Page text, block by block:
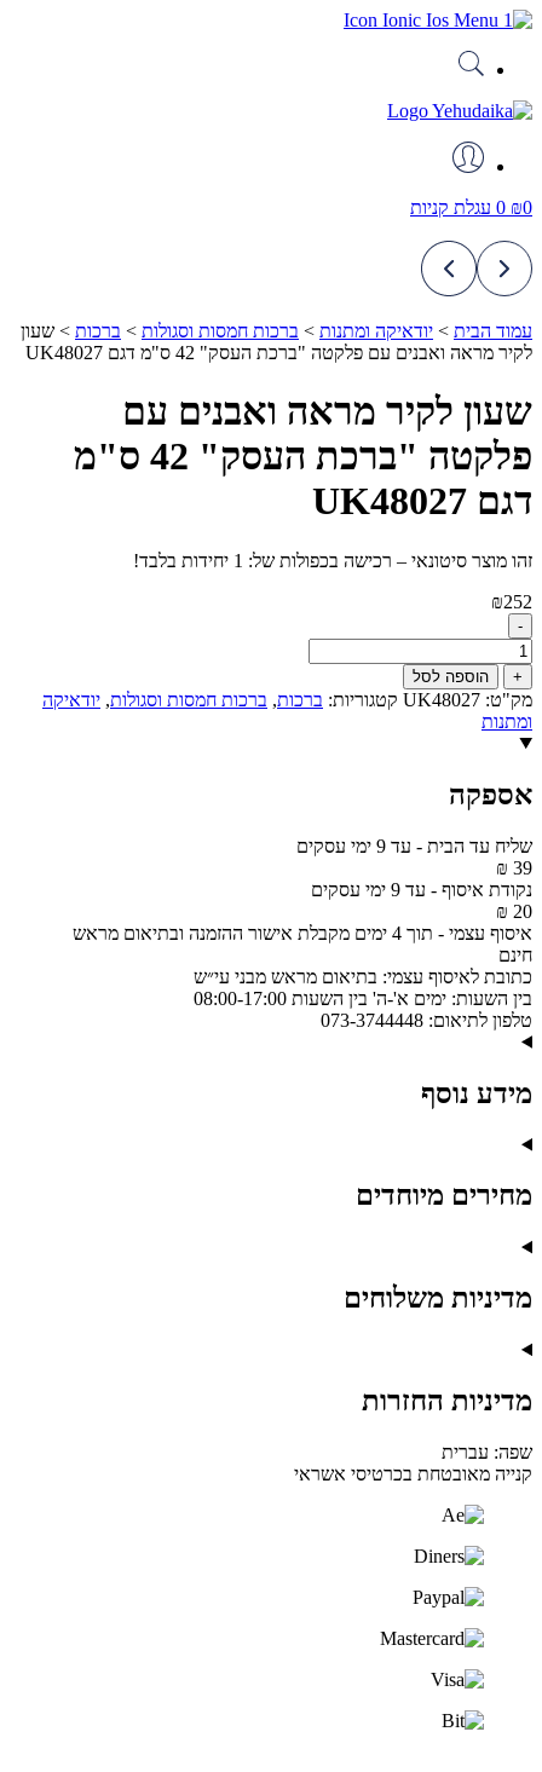
דלג
₪0
0 עגלת קניות
עמוד הבית > יודאיקה ומתנות > ברכות חמסות וסגולות > ברכות > שעון
לקיר מראה ואבנים עם פלקטה "ברכת העסק" 42 ס"מ דגם UK48027
שעון לקיר מראה ואבנים עם
פלקטה "ברכת העסק" 42 ס"מ
דגם UK48027
זהו מוצר סיטונאי – רכישה בכפולות של: 1 יחידות בלבד!
₪252
-
כמות
של
שעון
לקיר
מראה
פלקטה
העסק"
42
ס"מ
דגם
UK48027
+ הוספה לסל
מק"ט: UK48027 קטגוריות: ברכות, ברכות חמסות וסגולות, יודאיקה
ומתנות
אספקה
שליח עד הבית - עד 9 ימי עסקים
39 ₪
נקודת איסוף - עד 9 ימי עסקים
20 ₪
איסוף עצמי - תוך 4 ימים מקבלת אישור ההזמנה ובתיאום מראש
חינם
כתובת לאיסוף עצמי: בתיאום מראש מבני עי״ש
בין השעות: ימים א'-ה' בין השעות 08:00-17:00
טלפון לתיאום: 073-3744448
מידע נוסף
מחירים מיוחדים
מדיניות משלוחים
מדיניות החזרות
שפה: עברית
קנייה מאובטחת בכרטיסי אשראי